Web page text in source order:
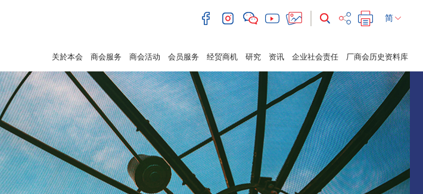
简
关於本会 商会服务 商会活动 会员服务 经贸商机 研究 资讯 企业社会责任 厂商会历史资料库